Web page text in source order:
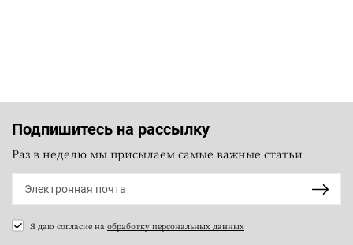
Подпишитесь на рассылку
Раз в неделю мы присылаем самые важные статьи
Я даю согласие на обработку персональных данных